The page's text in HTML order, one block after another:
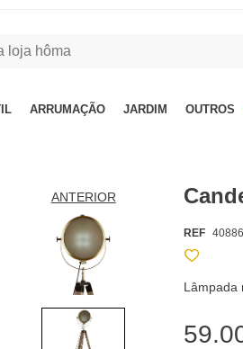
ARRUMAÇÃO JARDIM OUTROS
ANTERIOR
REF
Lâmpada